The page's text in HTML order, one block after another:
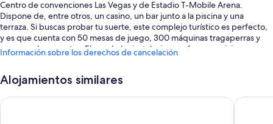
Centro de convenciones Las Vegas y de Estadio T-Mobile Arena.
Dispone de, entre otros, un casino, un bar junto a la piscina y una
terraza. Si buscas probar tu suerte, este complejo turístico es perfecto,
y es que cuenta con 50 mesas de juego, 300 máquinas tragaperras y
una casa de apuestas. El spa de las instalaciones ofrece servicios como
desayuno, brunch, almuerzo y cena y cuentan con cocina local e
cafeterías. Además, podrás conectarte al wifi gratuito de las
Información sobre los derechos de cancelación
Alojamientos similares
Excalibur Hotel & Casino